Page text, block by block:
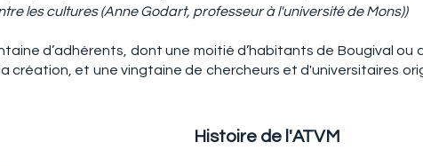
les cultures (Anne Godart, professeur à l'université de Mons))
d’adhérents, dont une moitié d’habitants de Bougival
création, et une vingtaine de chercheurs et d'universitaires
Histoire de l'ATVM